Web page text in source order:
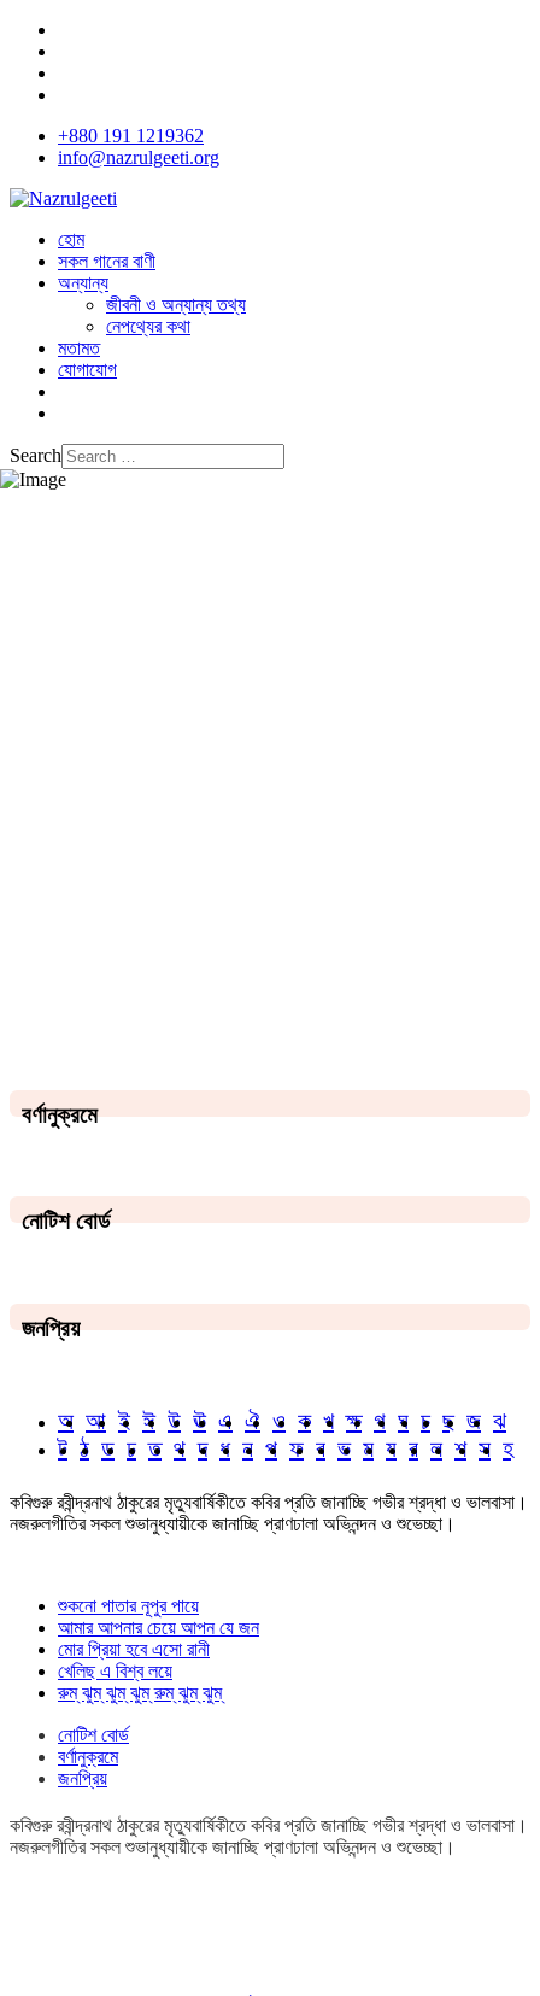
+880 191 1219362
info@nazrulgeeti.org
হোম
সকল গানের বাণী
অন্যান্য
জীবনী ও অন্যান্য তথ্য
নেপথ্যের কথা
মতামত
যোগাযোগ
Search
বর্ণানুক্রমে
নোটিশ বোর্ড
জনপ্রিয়
অ আ ই ঈ উ ঊ এ ঐ ও ক খ ক্ষ গ ঘ চ ছ জ ঝ
ট ঠ ড ঢ ত থ দ ধ ন প ফ ব ভ ম য র ল শ স হ
কবিগুরু রবীন্দ্রনাথ ঠাকুরের মৃত্যুবার্ষিকীতে কবির প্রতি জানাচ্ছি গভীর শ্রদ্ধা ও ভালবাসা।
নজরুলগীতির সকল শুভানুধ্যায়ীকে জানাচ্ছি প্রাণঢালা অভিনন্দন ও শুভেচ্ছা।
শুকনো পাতার নূপুর পায়ে
আমার আপনার চেয়ে আপন যে জন
মোর প্রিয়া হবে এসো রানী
খেলিছ এ বিশ্ব লয়ে
রুম্ ঝুম্ ঝুম্ ঝুম্ রুম্ ঝুম্ ঝুম্
নোটিশ বোর্ড
বর্ণানুক্রমে
জনপ্রিয়
কবিগুরু রবীন্দ্রনাথ ঠাকুরের মৃত্যুবার্ষিকীতে কবির প্রতি জানাচ্ছি গভীর শ্রদ্ধা ও ভালবাসা।
নজরুলগীতির সকল শুভানুধ্যায়ীকে জানাচ্ছি প্রাণঢালা অভিনন্দন ও শুভেচ্ছা।